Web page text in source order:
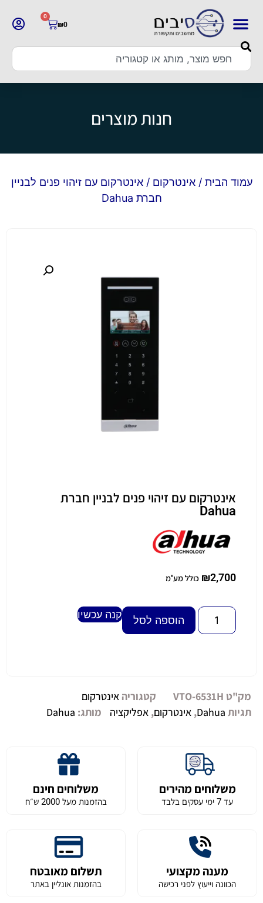
₪0
0
חנות מוצרים
עמוד הבית /אינטרקום / אינטרקום עם זיהוי פנים לבניין
חברת Dahua
אינטרקום עם זיהוי פנים לבניין חברת
Dahua
₪2,700 כולל מע"מ
הוספה לסל קנה עכשיו
מק"ט VTO-6531H קטגוריה אינטרקום
תגיות Dahua
, אינטרקום, אפליקציה מותג: Dahua
משלוחים מהירים
עד 7 ימי עסקים בלבד
משלוחים חינם
בהזמנות מעל 2000 ש״ח
מענה מקצועי
הכוונה וייעוץ לפני רכישה
תשלום מאובטח
בהזמנות אונליין באתר